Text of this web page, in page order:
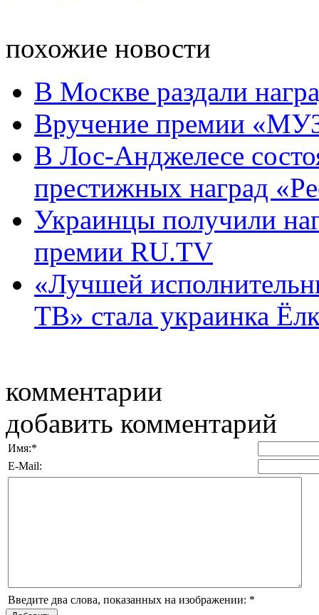
похожие новости
В Москве раздали
Вручение премии
В Лос-Анджелесе
престижных наград
Украинцы получили
премии RU.TV
«Лучшей
ТВ» стала украинка
комментарии
добавить комментарий
Имя:*
E-Mail:
Введите два слова, показанных на изображении: *